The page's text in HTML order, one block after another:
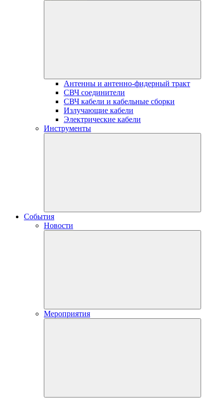
Антенны и антенно-фидерный тракт
СВЧ соединители
СВЧ кабели и кабельные сборки
Излучающие кабели
Электрические кабели
Инструменты
События
Новости
Мероприятия